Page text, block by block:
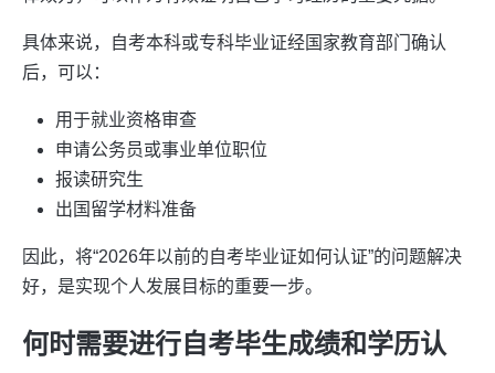
具体来说，自考本科或专科毕业证经国家教育部门确认
后，可以：
用于就业资格审查
申请公务员或事业单位职位
报读研究生
出国留学材料准备
因此，将“2026年以前的自考毕业证如何认证”的问题解决
好，是实现个人发展目标的重要一步。
何时需要进行自考毕生成绩和学历认